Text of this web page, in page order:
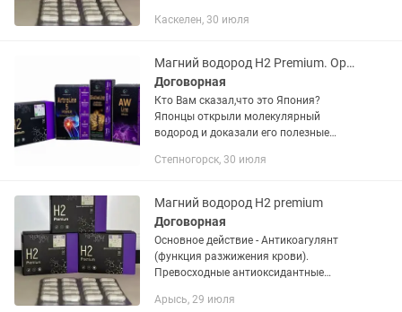
обнаружены и доказаны в 2007 году
исследованиям...
Каскелен, 30 июля
Магний водород H2 Premium. Оригинал 100%. Доставка
Договорная
Кто Вам сказал,что это Япония?
Японцы открыли молекулярный
водород и доказали его полезные
2017-ом году этому учёному присудили
этого...
Степногорск, 30 июля
Магний водород H2 premium
Договорная
Основное действие - Антикоагулянт
(функция разжижения крови).
Превосходные антиоксидантные
обнаружены и доказаны в 2007 году
Арысь, 29 июля